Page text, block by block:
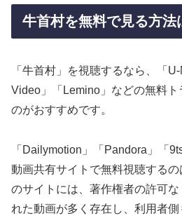
牛首村を無料で見る方法
「牛首村」を視聴するなら、「
Video」「Lemino」などの無料ト
のがおすすめです。
「Dailymotion」「Pandora」「
動画共有サイトで無料視聴する
のサイトには、著作権者の許可
れた動画が多く存在し、利用者